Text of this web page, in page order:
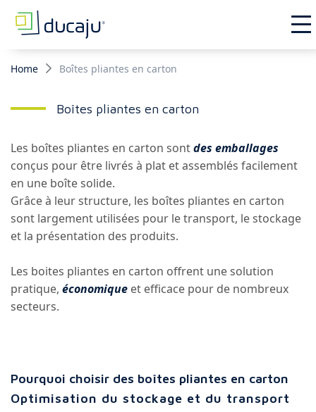
Home Boîtes pliantes en carton
Boîtes pliantes en carton
Les boîtes pliantes en carton sontdes emballages
conçus pour être livrés à plat et assemblés facilement
en une boîte solide.
Grâce à leur structure, les boîtes pliantes en carton
sont largement utilisées pour le transport, le stockage
et la présentation des produits.
Les boites pliantes en carton offrent une solution
pratique, économique et efficace pour de nombreux
secteurs.
Pourquoi choisir des boîtes pliantes en carton
Optimisation du stockage et du transport